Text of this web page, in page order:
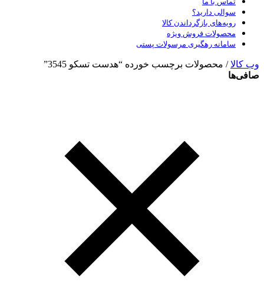
سوالی دارید؟
رویه‌های بازگرداندن کالا
محصولات فروش ویژه
سامانه رهگیری مرسولات پستی
وب کالا/ محصولات برچسب خورده “هدست تسکو 3545”
صافی‌ها